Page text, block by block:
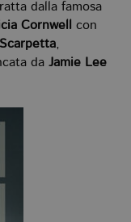
dalla famosa
Cornwell
con
,
da Jamie Lee